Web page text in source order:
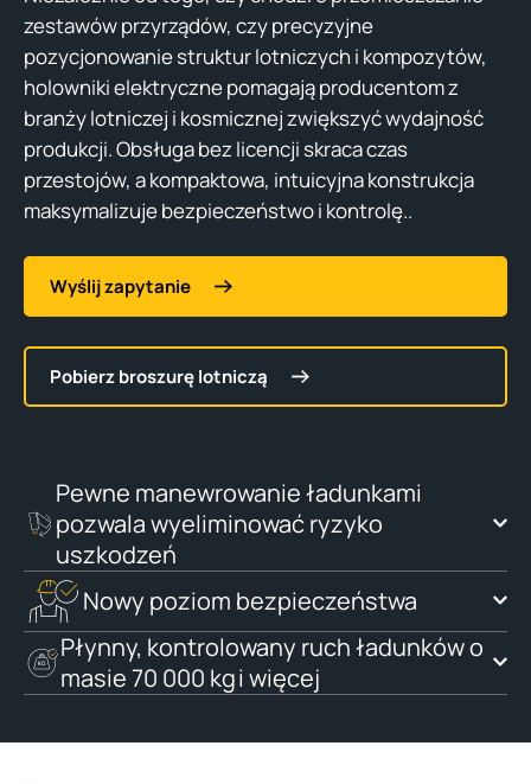
zestawów przyrządów, czy precyzyjne
pozycjonowanie struktur lotniczych i kompozytów,
holowniki elektryczne pomagają producentom z
branży lotniczej i kosmicznej zwiększyć wydajność
produkcji. Obsługa bez licencji skraca czas
przestojów, a kompaktowa, intuicyjna konstrukcja
maksymalizuje bezpieczeństwo i kontrolę..
Wyślij zapytanie
Pobierz broszurę lotniczą
Pewne manewrowanie ładunkami
pozwala wyeliminować ryzyko
uszkodzeń
Nowy poziom bezpieczeństwa
Płynny, kontrolowany ruch ładunków o
masie 70 000 kg i więcej